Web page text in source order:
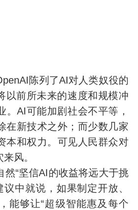
陈列了AI对人类奴役的
以前所未来的速度和规模冲
。AI可能加剧社会不平等，
在新技术之外；而少数几家
本和权力。可见人民群众对
风。
然“坚信AI的收益将远大于挑
议中就说，如果制定开放、
能够让“超级智能惠及每个